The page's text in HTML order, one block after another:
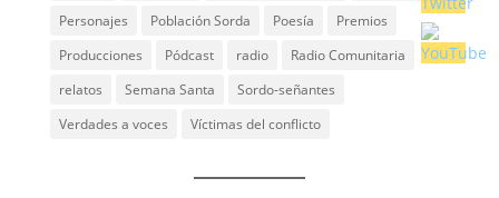
Personajes
Población Sorda Poesía
Premios
Producciones
Pódcast radio
Radio Comunitaria
relatos
Semana Santa
Sordo-señantes
Verdades a voces
Víctimas del conflicto